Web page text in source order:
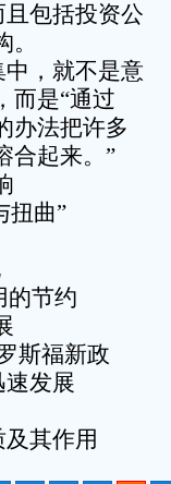
包括投资公
，就不是意
而是“通过
办法把许多
合起来。”
扭曲”
的节约
斯福新政
速发展
其作用